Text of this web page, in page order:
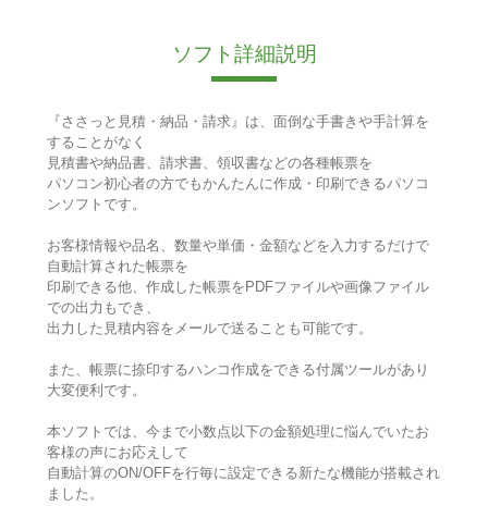
ソフト詳細説明
『ささっと見積・納品・請求』は、面倒な手書きや手計算を
することがなく
見積書や納品書、請求書、領収書などの各種帳票を
パソコン初心者の方でもかんたんに作成・印刷できるパソコ
ンソフトです。
お客様情報や品名、数量や単価・金額などを入力するだけで
自動計算された帳票を
印刷できる他、作成した帳票をPDFファイルや画像ファイル
での出力もでき、
出力した見積内容をメールで送ることも可能です。
また、帳票に捺印するハンコ作成をできる付属ツールがあり
大変便利です。
本ソフトでは、今まで小数点以下の金額処理に悩んでいたお
客様の声にお応えして
自動計算のON/OFFを行毎に設定できる新たな機能が搭載され
ました。